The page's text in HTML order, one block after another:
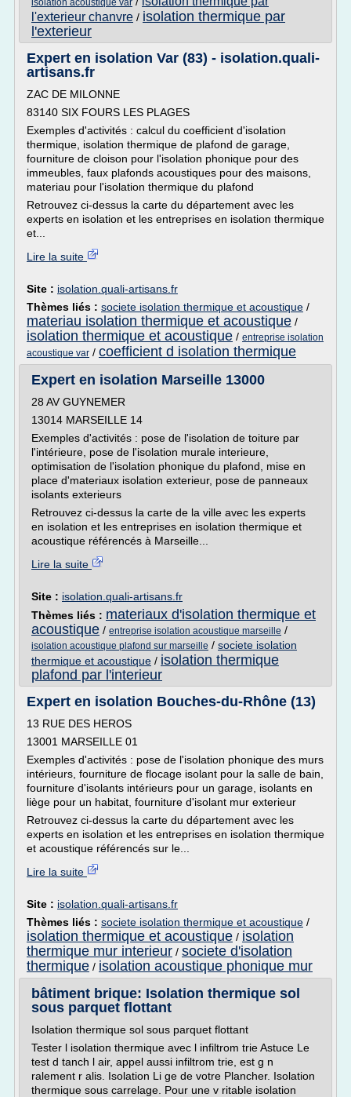
isolation acoustique var
l'exterieur chanvre / isolation thermique par
l'exterieur
Expert en isolation Var (83) - isolation.quali-
artisans.fr
ZAC DE MILONNE
83140 SIX FOURS LES PLAGES
Exemples d'activités : calcul du coefficient d'isolation
thermique, isolation thermique de plafond de garage,
fourniture de cloison pour l'isolation phonique pour des
immeubles, faux plafonds acoustiques pour des maisons,
materiau pour l'isolation thermique du plafond
Retrouvez ci-dessus la carte du département avec les
experts en isolation et les entreprises en isolation thermique
et...
Lire la suite
Site : isolation.quali-artisans.fr
Thèmes liés : societe isolation thermique et acoustique /
materiau isolation thermique et acoustique /
isolation thermique et acoustique / entreprise isolation
acoustique var / coefficient d isolation thermique
Expert en isolation Marseille 13000
28 AV GUYNEMER
13014 MARSEILLE 14
Exemples d'activités : pose de l'isolation de toiture par
l'intérieure, pose de l'isolation murale interieure,
optimisation de l'isolation phonique du plafond, mise en
place d'materiaux isolation exterieur, pose de panneaux
isolants exterieurs
Retrouvez ci-dessus la carte de la ville avec les experts
en isolation et les entreprises en isolation thermique et
acoustique référencés à Marseille...
Lire la suite
Site : isolation.quali-artisans.fr
Thèmes liés : materiaux d'isolation thermique et
acoustique / entreprise isolation acoustique marseille /
isolation acoustique plafond sur marseille / societe isolation
thermique et acoustique / isolation thermique
plafond par l'interieur
Expert en isolation Bouches-du-Rhône (13)
13 RUE DES HEROS
13001 MARSEILLE 01
Exemples d'activités : pose de l'isolation phonique des murs
intérieurs, fourniture de flocage isolant pour la salle de bain,
fourniture d'isolants intérieurs pour un garage, isolants en
liège pour un habitat, fourniture d'isolant mur exterieur
Retrouvez ci-dessus la carte du département avec les
experts en isolation et les entreprises en isolation thermique
et acoustique référencés sur le...
Lire la suite
Site : isolation.quali-artisans.fr
Thèmes liés : societe isolation thermique et acoustique /
isolation thermique et acoustique / isolation
thermique mur interieur / societe d'isolation
thermique / isolation acoustique phonique mur
bâtiment brique: Isolation thermique sol
sous parquet flottant
Isolation thermique sol sous parquet flottant
Tester l isolation thermique avec l infiltrom trie Astuce Le
test d tanch l air, appel aussi infiltrom trie, est g n
ralement r alis. Isolation Li ge de votre Plancher. Isolation
thermique sous carrelage. Pour une v ritable isolation